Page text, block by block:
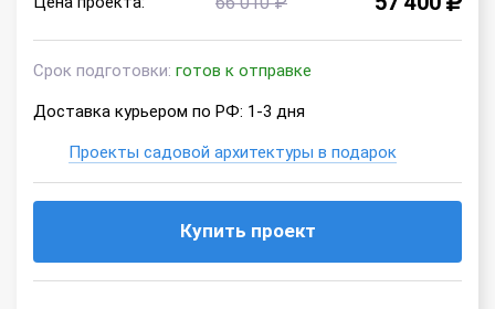
Срок подготовки: готов к отправке
Доставка курьером по РФ: 1-3 дня
Проекты садовой архитектуры в подарок
Купить проект